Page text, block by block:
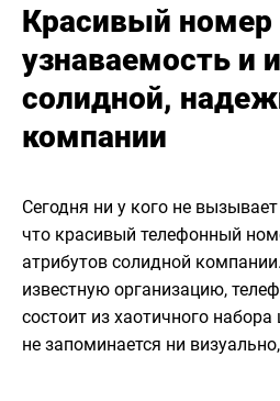
Красивый номер
узнаваемость и
солидной,
компании
Сегодня ни у кого не
что красивый телефонный
атрибутов солидной
известную организацию,
состоит из хаотичного
не запоминается ни